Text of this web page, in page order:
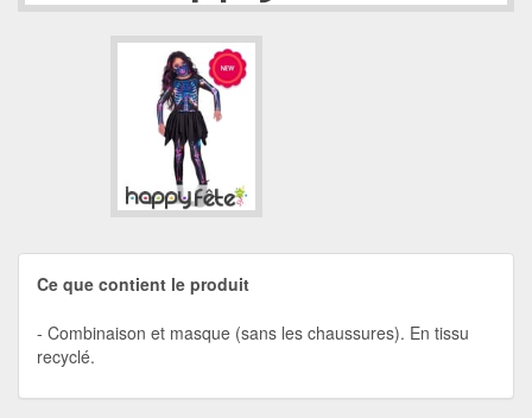
Ce que contient le produit
Combinaison et masque (sans les chaussures). En tissu
recyclé.